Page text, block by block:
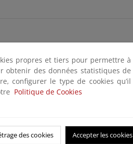
propres et tiers pour permettre à
obtenir des données statistiques de
configurer le type de cookies qu’il
Politique de Cookies
des cookies Accepter les cookies